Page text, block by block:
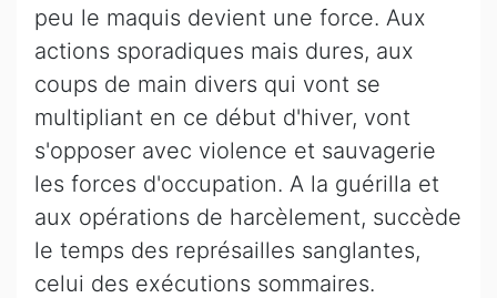
peu le maquis devient une force. Aux
actions sporadiques mais dures, aux
coups de main divers qui vont se
multipliant en ce début d'hiver, vont
s'opposer avec violence et sauvagerie
les forces d'occupation. A la guérilla et
aux opérations de harcèlement, succède
le temps des représailles sanglantes,
celui des exécutions sommaires.